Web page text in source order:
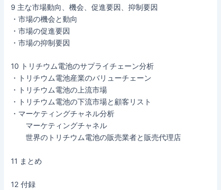
9 主な市場動向、機会、促進要因、抑制要因
・市場の機会と動向
・市場の促進要因
・市場の抑制要因
10 トリチウム電池のサプライチェーン分析
・トリチウム電池産業のバリューチェーン
・トリチウム電池の上流市場
・トリチウム電池の下流市場と顧客リスト
・マーケティングチャネル分析
マーケティングチャネル
世界のトリチウム電池の販売業者と販売代理店
11 まとめ
12 付録